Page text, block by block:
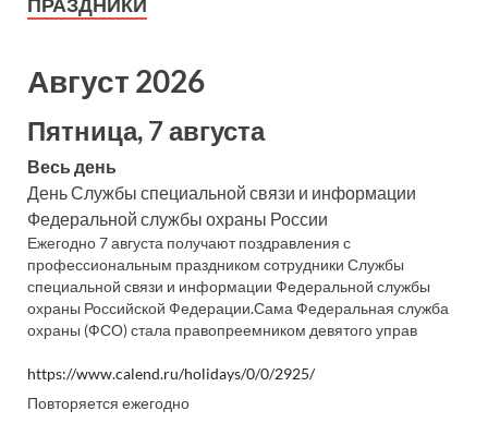
Август 2026
Пятница, 7 августа
Весь день
День Службы специальной связи и информации
Федеральной службы охраны России
Ежегодно 7 августа получают поздравления с
профессиональным праздником сотрудники Службы
специальной связи и информации Федеральной службы
охраны Российской Федерации.Сама Федеральная служба
охраны (ФСО) стала правопреемником девятого управ
https://www.calend.ru/holidays/0/0/2925/
Повторяется ежегодно